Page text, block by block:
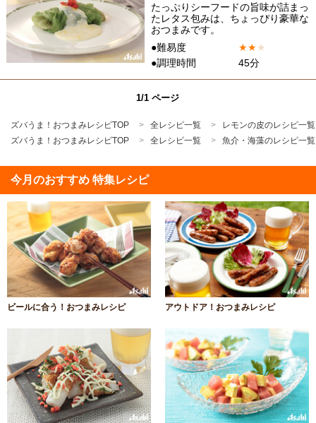
たっぷりシーフードの旨味が詰まっ
たレタス包みは、ちょっぴり豪華な
おつまみです。
●難易度
★★★
●調理時間
45分
1/1 ページ
ズバうま！おつまみレシピTOP 全レシピ一覧
レモンの皮のレシピ一覧
ズバうま！おつまみレシピTOP
全レシピ一覧 魚介・海藻のレシピ一覧
今月のおすすめ 特集レシピ
ビールに合う！おつまみレシピ アウトドア！おつまみレシピ